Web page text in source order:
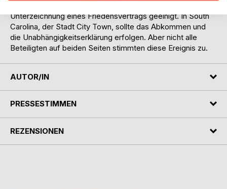
Unterzeichnung eines Friedensvertrags geeinigt. In South
Carolina, der Stadt City Town, sollte das Abkommen und
die Unabhängigkeitserklärung erfolgen. Aber nicht alle
Beteiligten auf beiden Seiten stimmten diese Ereignis zu.
AUTOR/IN
PRESSESTIMMEN
REZENSIONEN